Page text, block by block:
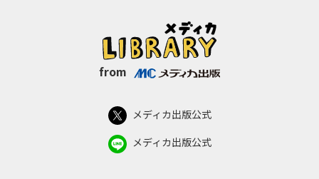
from
メディカ出版公式
メディカ出版公式